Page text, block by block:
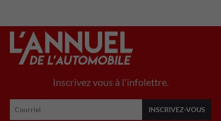
Inscrivez vous à l'infolettre.